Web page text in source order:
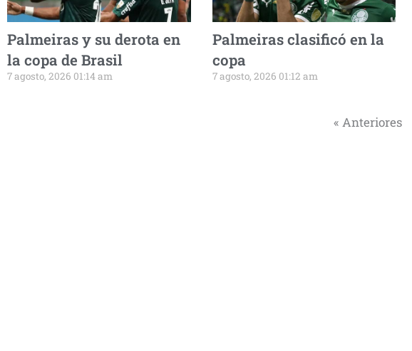
Palmeiras y su derota en
la copa de Brasil
7 agosto, 2026 01:14 am
Palmeiras clasificó en la
copa
7 agosto, 2026 01:12 am
« Anteriores